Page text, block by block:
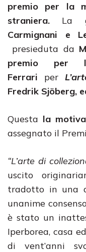
premio per la
straniera. La
Carmignani e
presieduta da
premio per
Ferrari per
Fredrik Sjöberg,
Questa la
assegnato il
“L’arte di
uscito
tradotto in una
unanime
è stato un
Iperborea, casa
di vent’anni